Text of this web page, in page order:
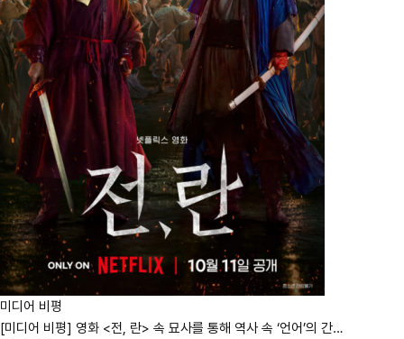
미디어 비평
[미디어 비평] 영화 <전, 란> 속 묘사를 통해 역사 속 ‘언어’의 간…